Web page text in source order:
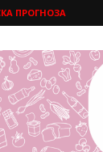
ПРОГНОЗА